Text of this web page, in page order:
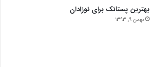
بهترین پستانک برای نوزادان
بهمن 9, 1393